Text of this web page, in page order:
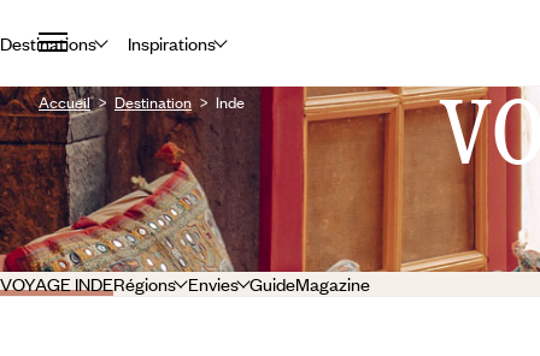
Destinations Inspirations
Accueil Destination Inde
VOYAGE INDERégions Envies GuideMagazine